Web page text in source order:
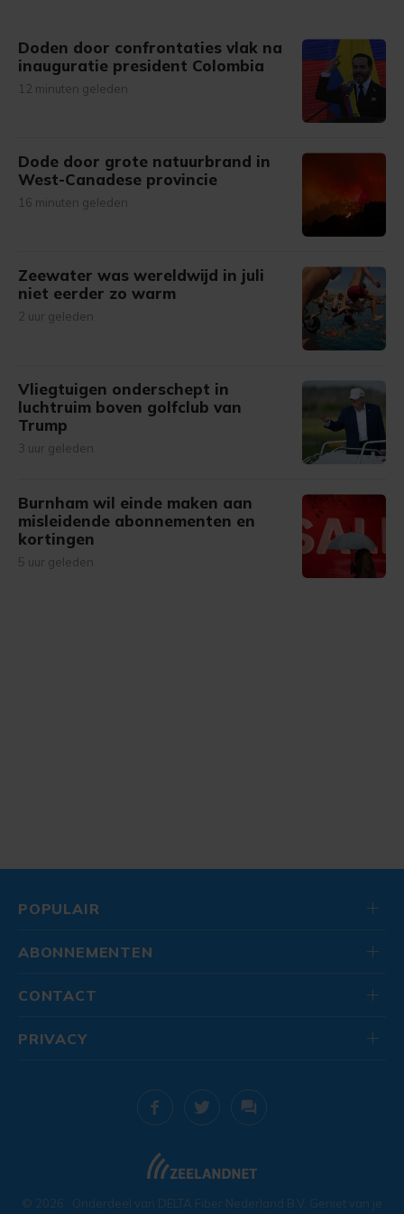
Doden door confrontaties vlak na
inauguratie president Colombia
12 minuten geleden
Dode door grote natuurbrand in
West-Canadese provincie
16 minuten geleden
Zeewater was wereldwijd in juli
niet eerder zo warm
2 uur geleden
Vliegtuigen onderschept in
luchtruim boven golfclub van
Trump
3 uur geleden
Burnham wil einde maken aan
misleidende abonnementen en
kortingen
5 uur geleden
POPULAIR
ABONNEMENTEN
CONTACT
© 2026 . Onderdeel van DELTA Fiber Nederland B.V. Geniet van je
PRIVACY